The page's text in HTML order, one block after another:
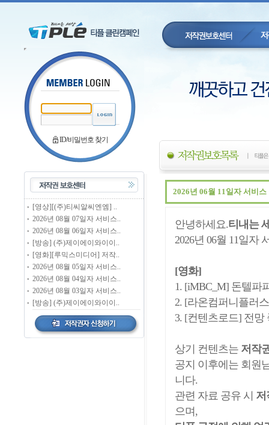
ID/비밀번호 찾기
[영상][(주)티씨알씨엔엠] ..
2026년 08월 07일자 서비스..
2026년 08월 06일자 서비스..
[방송] (주)제이에이와이이..
[영화][루믹스미디어] 저작..
2026년 08월 05일자 서비스..
2026년 08월 04일자 서비스..
2026년 08월 03일자 서비스..
[방송] (주)제이에이와이이..
2026년 06월 11일자 서비스
안녕하세요.티내는
2026년 06월 11일자
[영화]
1. [iMBC_M] 돈텔파
2. [라온컴퍼니플러
3. [컨텐츠로드] 전망
상기 컨텐츠는 저작
공지 이후에는 회원
니다.
관련 자료 공유 시 저
으며,